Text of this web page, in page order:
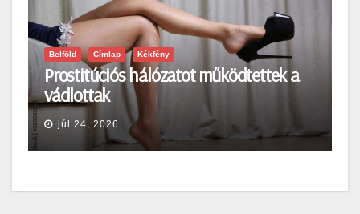
Belföld Címlap Kékfény
Prostitúciós hálózatot működtettek a
vádlottak
júl 24, 2026